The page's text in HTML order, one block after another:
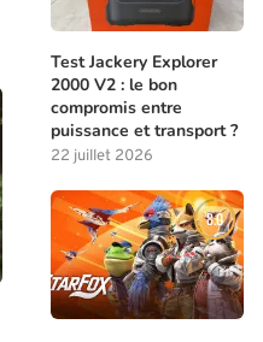
Meilleures compétences à
Test Jackery Explorer
2000 V2 : le bon
compromis entre
puissance et transport ?
22 juillet 2026
8.0